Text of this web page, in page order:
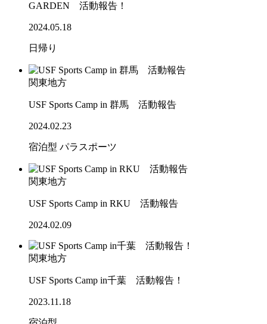
GARDEN 活動報告！
2024.05.18
日帰り
関東地方
USF Sports Camp in 群馬 活動報告
2024.02.23
宿泊型 パラスポーツ
関東地方
USF Sports Camp in RKU 活動報告
2024.02.09
関東地方
USF Sports Camp in千葉 活動報告！
2023.11.18